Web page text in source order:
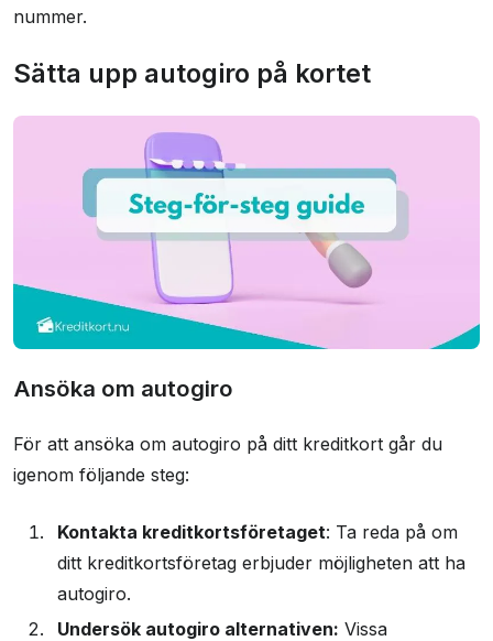
nummer.
Sätta upp autogiro på kortet
Ansöka om autogiro
För att ansöka om autogiro på ditt kreditkort går du
igenom följande steg:
Kontakta kreditkortsföretaget: Ta reda på om
ditt kreditkortsföretag erbjuder möjligheten att ha
autogiro.
Undersök autogiro alternativen: Vissa